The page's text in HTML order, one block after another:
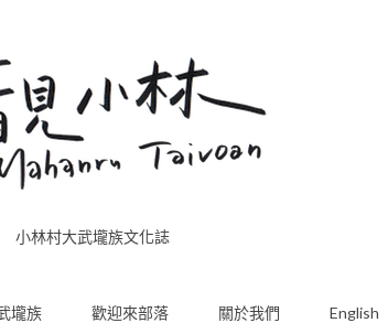
小林村大武壠族文化誌
壠族 歡迎來部落 關於我們 English